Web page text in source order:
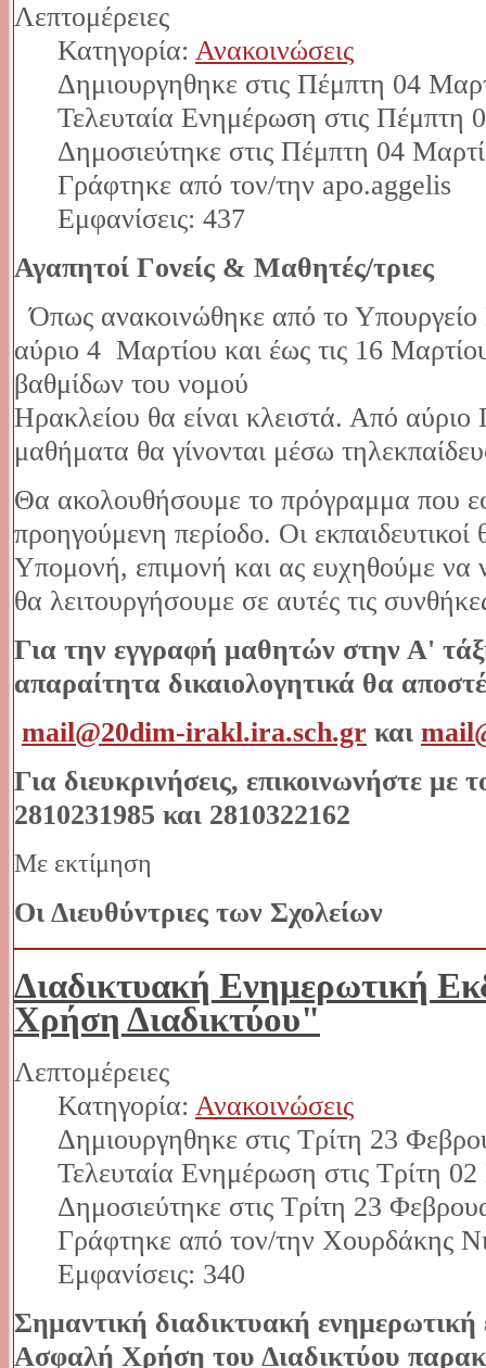
Λεπτομέρειες
Κατηγορία: Ανακοινώσεις
Δημιουργηθηκε στις Πέμπτη 04
Τελευταία Ενημέρωση στις Πέμπτη
Δημοσιεύτηκε στις Πέμπτη 04
Γράφτηκε από τον/την apo.aggelis
Εμφανίσεις: 437
Αγαπητοί Γονείς & Μαθητές/τριες
Όπως ανακοινώθηκε από το
αύριο 4 Μαρτίου και έως τις 16
βαθμίδων του νομού
Ηρακλείου θα είναι κλειστά. Από
μαθήματα θα γίνονται μέσω
Θα ακολουθήσουμε το πρόγραμμα που
προηγούμενη περίοδο. Οι
Υπομονή, επιμονή και ας ευχηθούμε να
θα λειτουργήσουμε σε αυτές τις
Για την εγγραφή μαθητών στην Α'
απαραίτητα δικαιολογητικά θα
mail@20dim-irakl.ira.sch.gr και
Για διευκρινήσεις, επικοινωνήστε με
2810231985 και 2810322162
Με εκτίμηση
Οι Διευθύντριες των Σχολείων
Διαδικτυακή Ενημερωτική
Χρήση Διαδικτύου"
Λεπτομέρειες
Κατηγορία: Ανακοινώσεις
Δημιουργηθηκε στις Τρίτη 23
Τελευταία Ενημέρωση στις Τρίτη
Δημοσιεύτηκε στις Τρίτη 23
Γράφτηκε από τον/την Χουρδάκης
Εμφανίσεις: 340
Σημαντική διαδικτυακή
Ασφαλή Χρήση του Διαδικτύου